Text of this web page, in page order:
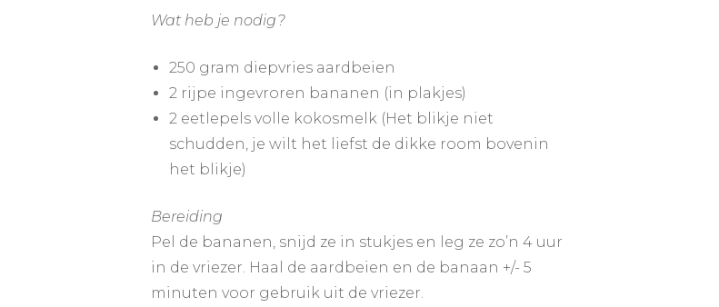
Wat heb je nodig?
250 gram diepvries aardbeien
2 rijpe ingevroren bananen (in plakjes)
2 eetlepels volle kokosmelk (Het blikje niet
schudden, je wilt het liefst de dikke room bovenin
het blikje)
Bereiding
Pel de bananen, snijd ze in stukjes en leg ze zo’n 4 uur
in de vriezer. Haal de aardbeien en de banaan +/- 5
minuten voor gebruik uit de vriezer.